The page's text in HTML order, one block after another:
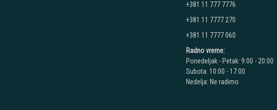
+381 11 777 7776
+381 11 7777 270
+381 11 7777 060
Radno vreme:
Ponedeljak - Petak: 9:00 - 20:00
Subota: 10:00 - 17:00
Nedelja: Ne radimo